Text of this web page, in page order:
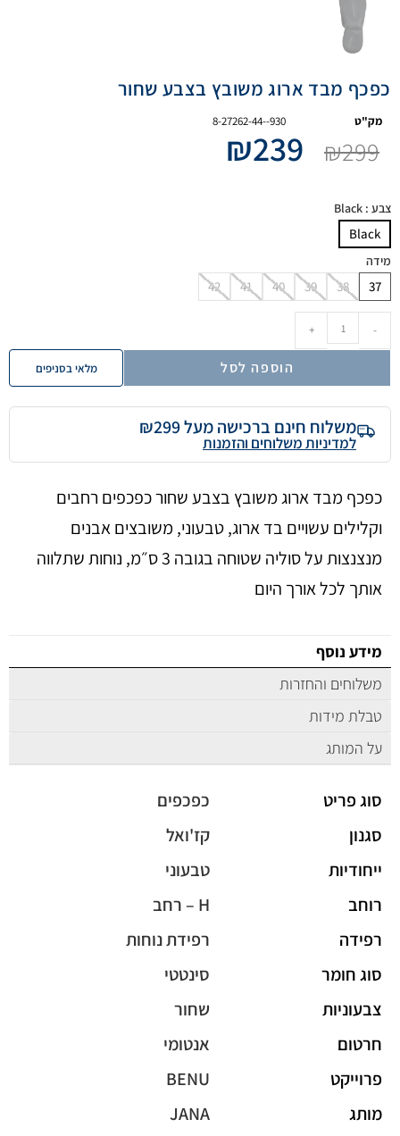
כפכף מבד ארוג משובץ בצבע שחור
מק"ט 8-27262-44--930
₪299
₪239
צבע : Black
Black
מידה
37
38
39
40
41
42
-
+
הוספה לסל מלאי בסניפים
משלוח חינם ברכישה מעל ₪299
למדיניות משלוחים והזמנות
כפכף מבד ארוג משובץ בצבע שחור כפכפים רחבים
וקלילים עשויים בד ארוג, טבעוני, משובצים אבנים
מנצנצות על סוליה שטוחה בגובה 3 ס״מ, נוחות שתלווה
אותך לכל אורך היום
מידע נוסף
משלוחים והחזרות
טבלת מידות
על המותג
סוג פריט
כפכפים
סגנון
קז'ואל
ייחודיות
טבעוני
רוחב
H – רחב
רפידה
רפידת נוחות
סוג חומר
סינטטי
צבעוניות
שחור
חרטום
אנטומי
פרוייקט
BENU
מותג
JANA